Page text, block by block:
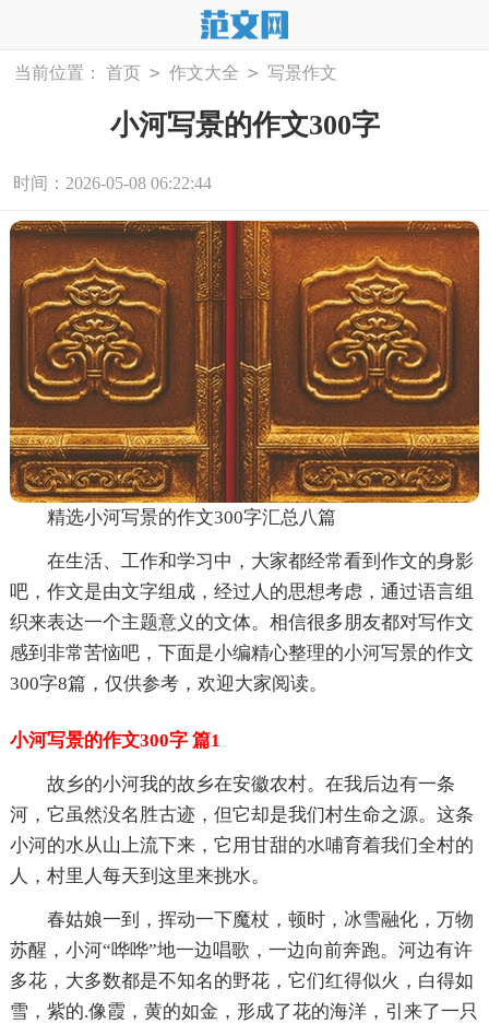
当前位置： 首页 > 作文大全 > 写景作文
小河写景的作文300字
时间：2026-05-08 06:22:44
精选小河写景的作文300字汇总八篇
在生活、工作和学习中，大家都经常看到作文的身影
吧，作文是由文字组成，经过人的思想考虑，通过语言组
织来表达一个主题意义的文体。相信很多朋友都对写作文
感到非常苦恼吧，下面是小编精心整理的小河写景的作文
300字8篇，仅供参考，欢迎大家阅读。
小河写景的作文300字 篇1
故乡的小河我的故乡在安徽农村。在我后边有一条
河，它虽然没名胜古迹，但它却是我们村生命之源。这条
小河的水从山上流下来，它用甘甜的水哺育着我们全村的
人，村里人每天到这里来挑水。
春姑娘一到，挥动一下魔杖，顿时，冰雪融化，万物
苏醒，小河“哗哗”地一边唱歌，一边向前奔跑。河边有许
多花，大多数都是不知名的野花，它们红得似火，白得如
雪，紫的.像霞，黄的如金，形成了花的海洋，引来了一只